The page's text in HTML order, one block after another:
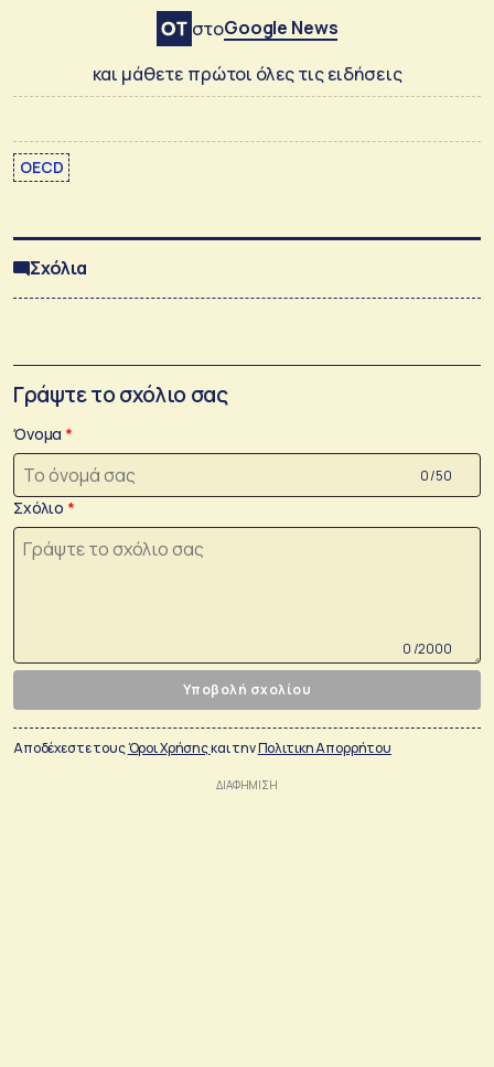
στοGoogle News
και μάθετε πρώτοι όλες τις ειδήσεις
OECD
Σχόλια
Γράψτε το σχόλιο σας
Όνομα
0 /50
Σχόλιο
0 /2000
Υποβολή σχολίου
Αποδέχεστε τουςΌροι Χρήσηςκαι τηνΠολιτικη Απορρήτου